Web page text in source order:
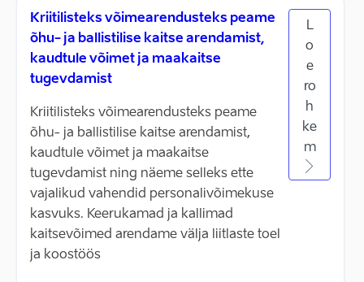
Kriitilisteks võimearendusteks peame
õhu- ja ballistilise kaitse arendamist,
kaudtule võimet ja maakaitse
tugevdamist
Kriitilisteks võimearendusteks peame
õhu- ja ballistilise kaitse arendamist,
kaudtule võimet ja maakaitse
tugevdamist ning näeme selleks ette
vajalikud vahendid personalivõimekuse
kasvuks. Keerukamad ja kallimad
kaitsevõimed arendame välja liitlaste toel
ja koostöös
L
o
e
ro
h
ke
m